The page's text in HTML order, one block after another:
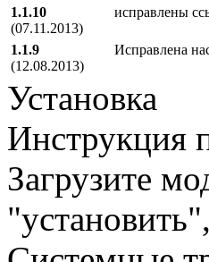
1.1.10
(07.11.2013)
исправлены
1.1.9
(12.08.2013)
Исправлена
Установка
Инструкция
Загрузите